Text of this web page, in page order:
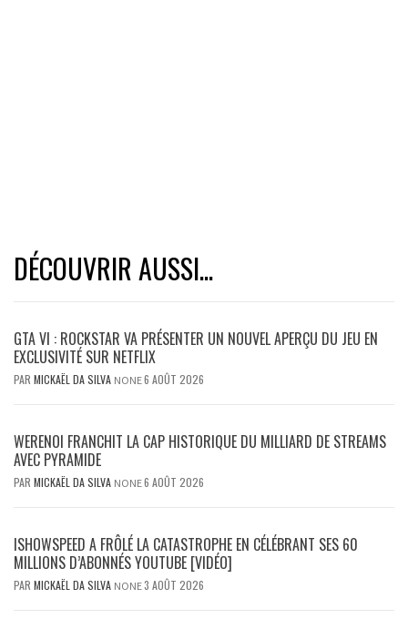
DÉCOUVRIR AUSSI...
GTA VI : ROCKSTAR VA PRÉSENTER UN NOUVEL APERÇU DU JEU EN
EXCLUSIVITÉ SUR NETFLIX
PAR MICKAËL DA SILVA NONE6 AOÛT 2026
WERENOI FRANCHIT LA CAP HISTORIQUE DU MILLIARD DE STREAMS
AVEC PYRAMIDE
PAR MICKAËL DA SILVA NONE6 AOÛT 2026
ISHOWSPEED A FRÔLÉ LA CATASTROPHE EN CÉLÉBRANT SES 60
MILLIONS D’ABONNÉS YOUTUBE [VIDÉO]
PAR MICKAËL DA SILVA NONE3 AOÛT 2026